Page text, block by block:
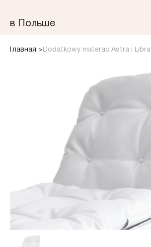
​в Польше
Главная > Dodatkowy materac Astra i Libra